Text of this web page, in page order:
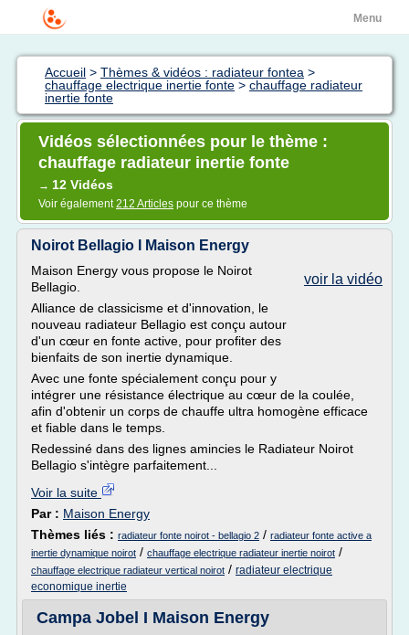
Menu
Accueil > Thèmes & vidéos : radiateur fontea >
chauffage electrique inertie fonte > chauffage radiateur
inertie fonte
Vidéos sélectionnées pour le thème :
chauffage radiateur inertie fonte
→ 12 Vidéos
Voir également212 Articles pour ce thème
Noirot Bellagio I Maison Energy
voir la vidéo
Maison Energy vous propose le Noirot
Bellagio.
Alliance de classicisme et d'innovation, le
nouveau radiateur Bellagio est conçu autour
d'un cœur en fonte active, pour profiter des
bienfaits de son inertie dynamique.
Avec une fonte spécialement conçu pour y
intégrer une résistance électrique au cœur de la coulée,
afin d'obtenir un corps de chauffe ultra homogène efficace
et fiable dans le temps.
Redessiné dans des lignes amincies le Radiateur Noirot
Bellagio s'intègre parfaitement...
Voir la suite
Par : Maison Energy
Thèmes liés : radiateur fonte noirot - bellagio 2 / radiateur fonte active a
inertie dynamique noirot / chauffage electrique radiateur inertie noirot /
chauffage electrique radiateur vertical noirot / radiateur electrique
economique inertie
Campa Jobel I Maison Energy